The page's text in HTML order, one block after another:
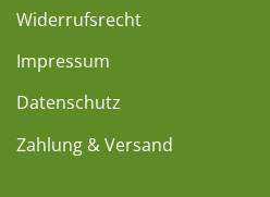
Widerrufsrecht
Impressum
Datenschutz
Zahlung & Versand